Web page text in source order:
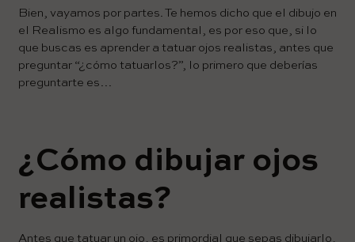
Bien, vayamos por partes. Te hemos dicho que el dibujo en
el Realismo es algo fundamental, es por eso que, si lo
que buscas es aprender a tatuar ojos realistas, antes que
preguntar “¿cómo tatuarlos?”, lo primero que deberías
preguntarte es…
¿Cómo dibujar ojos
realistas?
Antes que tatuar un ojo, es primordial que sepas dibujarlo,